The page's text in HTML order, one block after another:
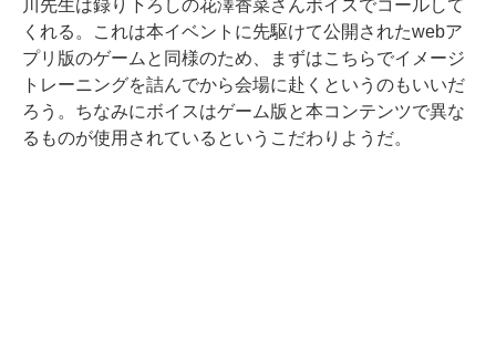
川先生は録り下ろしの花澤香菜さんボイスでコールして
くれる。これは本イベントに先駆けて公開されたwebア
プリ版のゲームと同様のため、まずはこちらでイメージ
トレーニングを詰んでから会場に赴くというのもいいだ
ろう。ちなみにボイスはゲーム版と本コンテンツで異な
るものが使用されているというこだわりようだ。